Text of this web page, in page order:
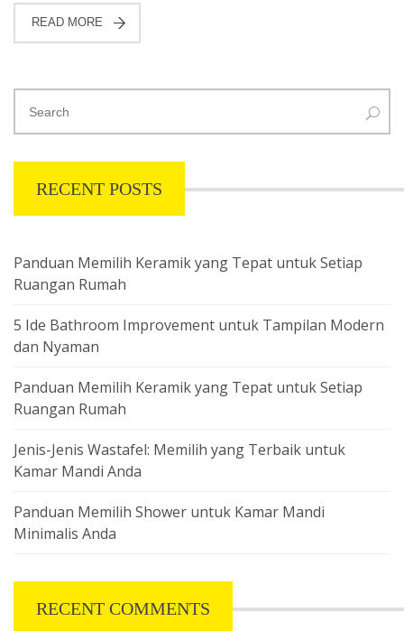
READ MORE
RECENT POSTS
Panduan Memilih Keramik yang Tepat untuk Setiap
Ruangan Rumah
5 Ide Bathroom Improvement untuk Tampilan Modern
dan Nyaman
Panduan Memilih Keramik yang Tepat untuk Setiap
Ruangan Rumah
Jenis-Jenis Wastafel: Memilih yang Terbaik untuk
Kamar Mandi Anda
Panduan Memilih Shower untuk Kamar Mandi
Minimalis Anda
RECENT COMMENTS